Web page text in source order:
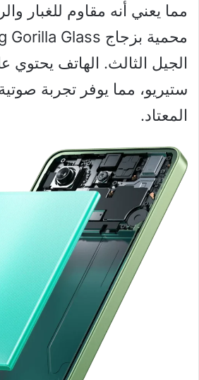
مما يعني أنه مقاوم للغبار
الجيل الثالث. الهاتف
ستيريو، مما يوفر تجربة
المعتاد.